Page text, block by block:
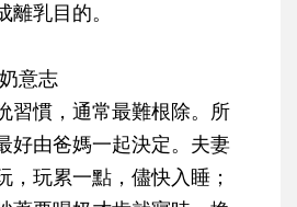
乳目的。
意志
習慣，通常最難根除。所
好由爸媽一起決定。夫妻
，玩累一點，儘快入睡；